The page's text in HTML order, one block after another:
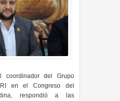
coordinador del Grupo
en el Congreso del
respondió a las